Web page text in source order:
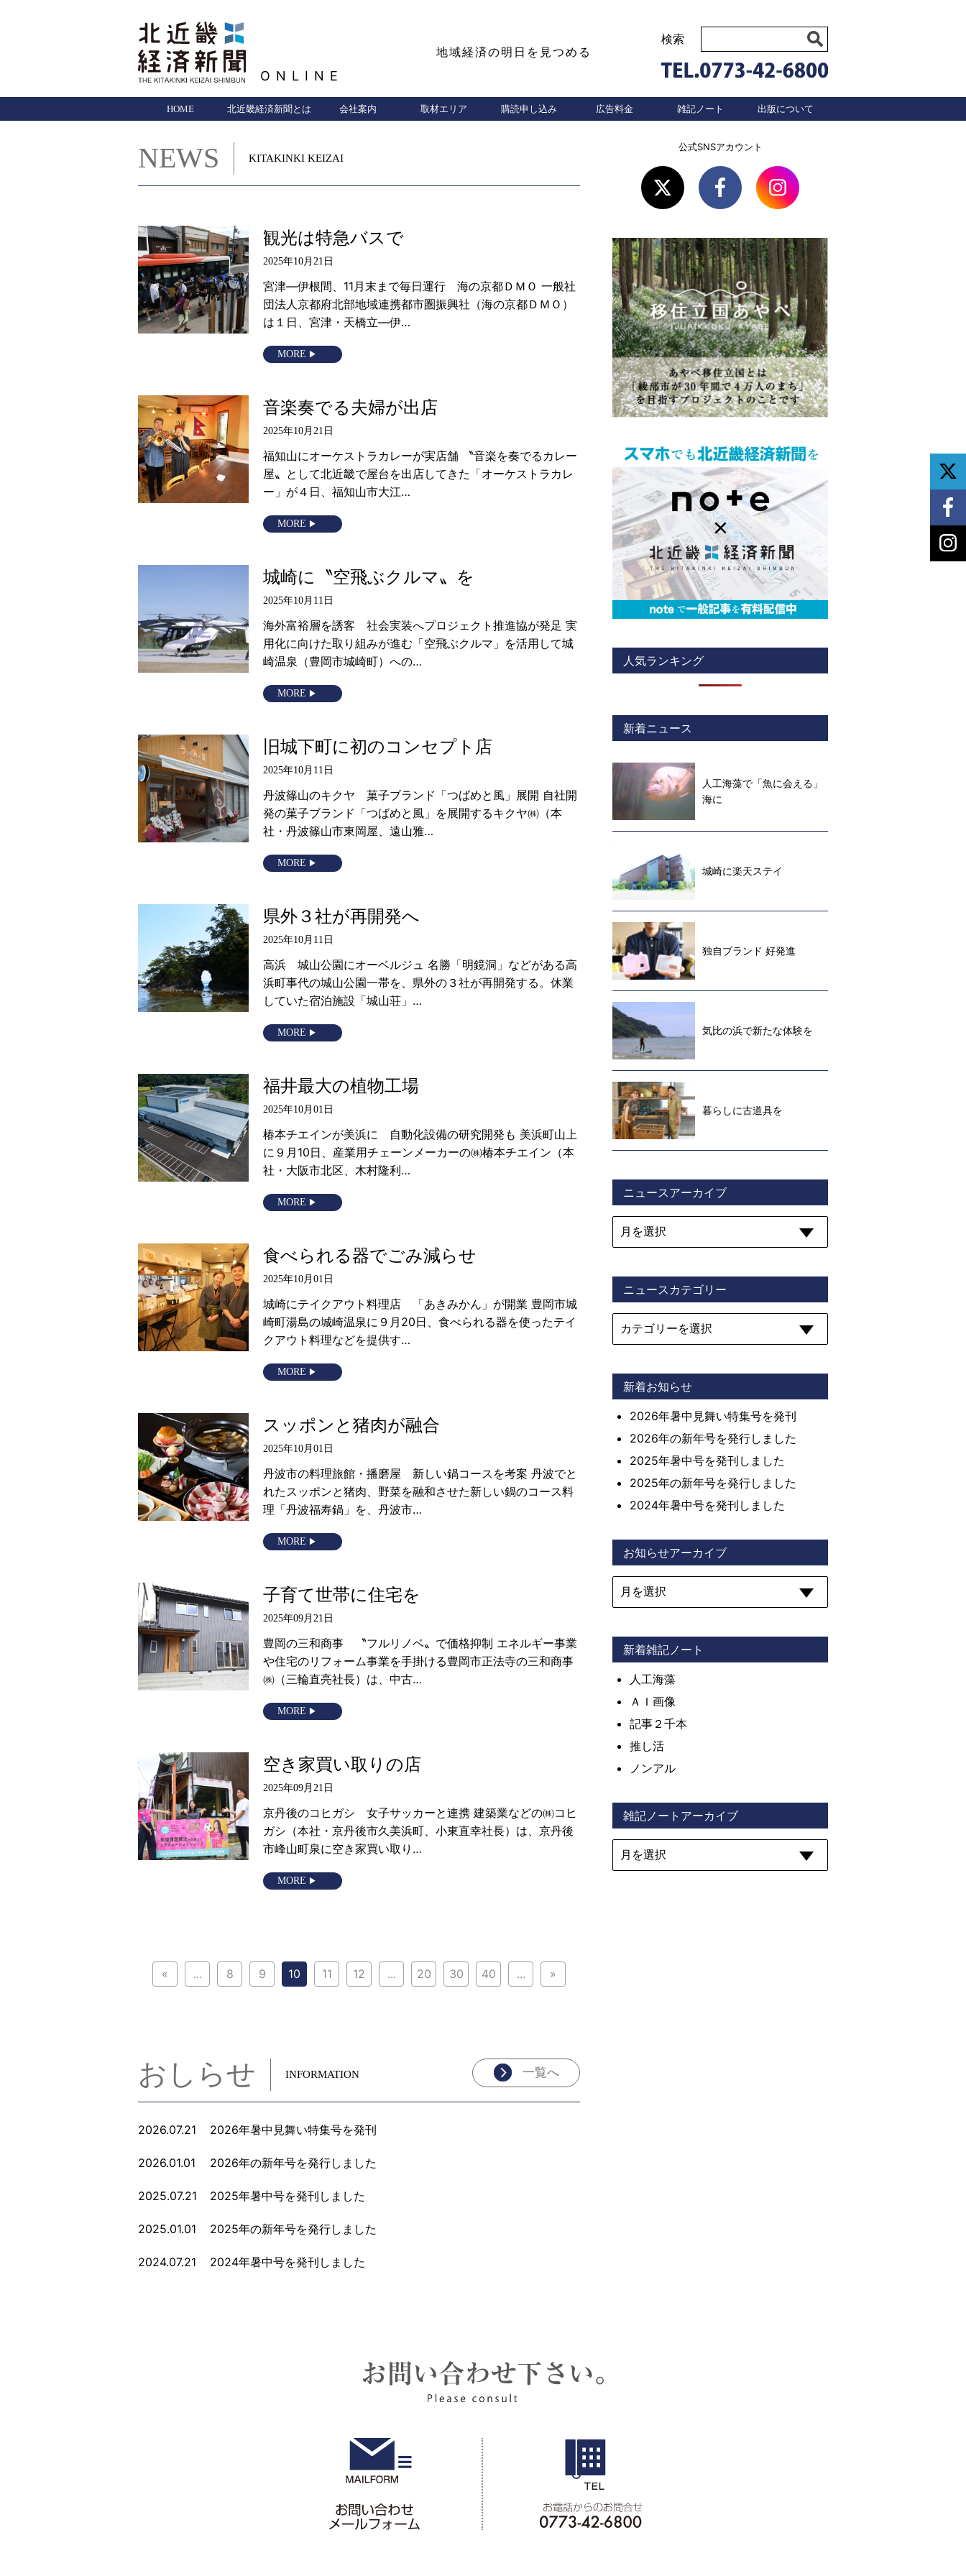
ONLINE
地域経済の明日を見つめる
検索
HOME 北近畿経済新聞とは 会社案内 取材エリア 購読申し込み 広告料金 雑記ノート 出版について
NEWS KITAKINKI KEIZAI
観光は特急バスで
2025年10月21日
宮津―伊根間、11月末まで毎日運行 海の京都ＤＭＯ 一般社
団法人京都府北部地域連携都市圏振興社（海の京都ＤＭＯ）
は１日、宮津・天橋立―伊…
MORE
音楽奏でる夫婦が出店
2025年10月21日
福知山にオーケストラカレーが実店舗 〝音楽を奏でるカレー
屋〟として北近畿で屋台を出店してきた「オーケストラカレ
ー」が４日、福知山市大江…
MORE
城崎に〝空飛ぶクルマ〟を
2025年10月11日
海外富裕層を誘客 社会実装へプロジェクト推進協が発足 実
用化に向けた取り組みが進む「空飛ぶクルマ」を活用して城
崎温泉（豊岡市城崎町）への…
MORE
旧城下町に初のコンセプト店
2025年10月11日
丹波篠山のキクヤ 菓子ブランド「つばめと風」展開 自社開
発の菓子ブランド「つばめと風」を展開するキクヤ㈱（本
社・丹波篠山市東岡屋、遠山雅…
MORE
県外３社が再開発へ
2025年10月11日
高浜 城山公園にオーベルジュ 名勝「明鏡洞」などがある高
浜町事代の城山公園一帯を、県外の３社が再開発する。休業
していた宿泊施設「城山荘」…
MORE
福井最大の植物工場
2025年10月01日
椿本チエインが美浜に 自動化設備の研究開発も 美浜町山上
に９月10日、産業用チェーンメーカーの㈱椿本チエイン（本
社・大阪市北区、木村隆利…
MORE
食べられる器でごみ減らせ
2025年10月01日
城崎にテイクアウト料理店 「あきみかん」が開業 豊岡市城
崎町湯島の城崎温泉に９月20日、食べられる器を使ったテイ
クアウト料理などを提供す…
MORE
スッポンと猪肉が融合
2025年10月01日
丹波市の料理旅館・播磨屋 新しい鍋コースを考案 丹波でと
れたスッポンと猪肉、野菜を融和させた新しい鍋のコース料
理「丹波福寿鍋」を、丹波市…
MORE
子育て世帯に住宅を
2025年09月21日
豊岡の三和商事 〝フルリノベ〟で価格抑制 エネルギー事業
や住宅のリフォーム事業を手掛ける豊岡市正法寺の三和商事
㈱（三輪直亮社長）は、中古…
MORE
空き家買い取りの店
2025年09月21日
京丹後のコヒガシ 女子サッカーと連携 建築業などの㈱コヒ
ガシ（本社・京丹後市久美浜町、小東直幸社長）は、京丹後
市峰山町泉に空き家買い取り…
MORE
« ... 8 9 10 11 12 ... 20 30 40 ... »
おしらせ INFORMATION
2026.07.21 2026年暑中見舞い特集号を発刊
2026.01.01 2026年の新年号を発行しました
2025.07.21 2025年暑中号を発刊しました
2025.01.01 2025年の新年号を発行しました
2024.07.21 2024年暑中号を発刊しました
一覧へ
公式SNSアカウント
人気ランキング
新着ニュース
人工海藻で「魚に会える」
海に
城崎に楽天ステイ
独自ブランド 好発進
気比の浜で新たな体験を
暮らしに古道具を
ニュースアーカイブ
ニュースカテゴリー
新着お知らせ
2026年暑中見舞い特集号を発刊
2026年の新年号を発行しました
2025年暑中号を発刊しました
2025年の新年号を発行しました
2024年暑中号を発刊しました
お知らせアーカイブ
新着雑記ノート
人工海藻
ＡＩ画像
記事２千本
推し活
ノンアル
雑記ノートアーカイブ